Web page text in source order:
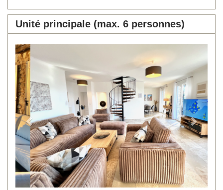
Unité principale (max. 6 personnes)
Previous Next